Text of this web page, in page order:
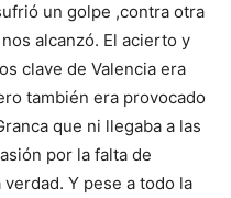
un golpe ,contra otra
alcanzó. El acierto y
clave de Valencia era
también era provocado
que ni llegaba a las
por la falta de
Y pese a todo la